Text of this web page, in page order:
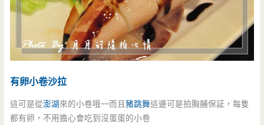
有卵小卷沙拉
這可是從澎湖來的小卷哦~~而且豬跳舞這邊可是拍胸脯保証，每隻
都有卵，不用擔心會吃到沒蛋蛋的小卷